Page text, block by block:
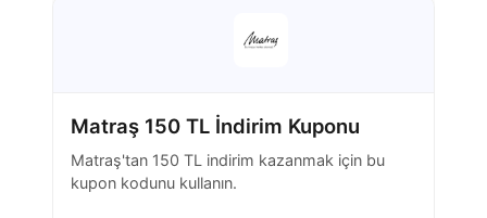
Matraş 150 TL İndirim Kuponu
Matraş'tan 150 TL indirim kazanmak için bu
kupon kodunu kullanın.